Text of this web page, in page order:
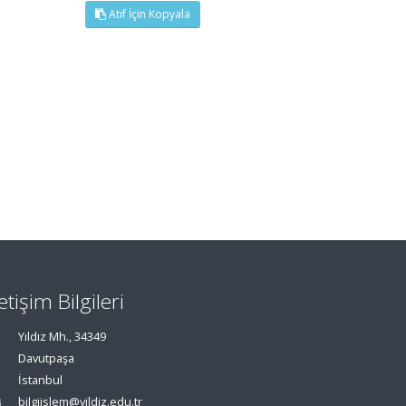
Atıf İçin Kopyala
Bilgileri
Yıldız Mh., 34349
Davutpaşa
İstanbul
bilgiislem@yildiz.edu.tr